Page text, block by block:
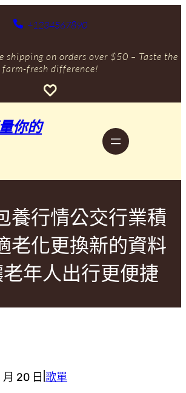
+1234567890
shipping on orders over $50 – Taste the
farm-fresh difference!
你的
養行情公交行業積
老化更換新的資料
年人出行更便捷
20 日 歌單